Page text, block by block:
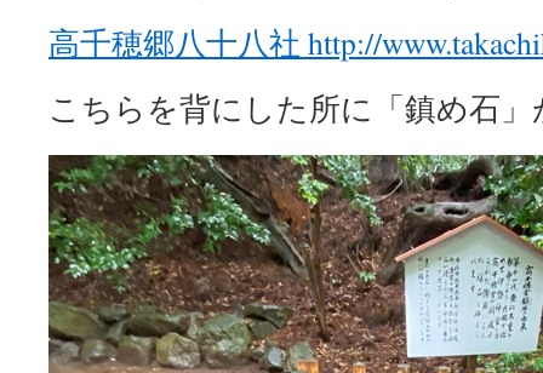
高千穂郷八十八社 http://
こちらを背にした所に「鎮め石